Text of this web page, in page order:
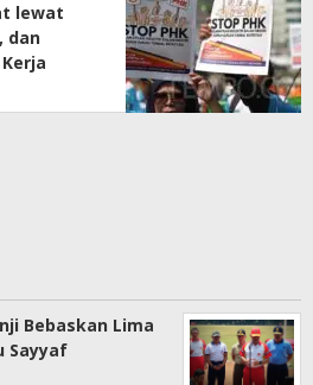
lewat
dan
Bebaskan Lima
Sayyaf